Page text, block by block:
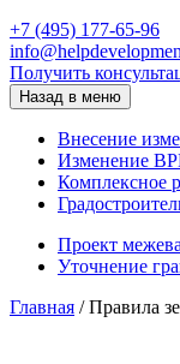
+7 (495) 177-65-96
Получить
Назад в меню
Внесение
Изменение
Комплексное
Проект
Уточнение
Главная /Правила